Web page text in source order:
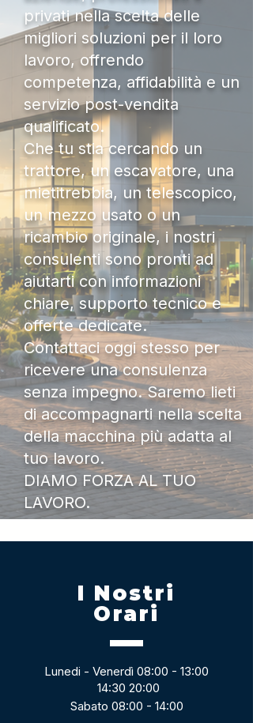
privati nella scelta delle
migliori soluzioni per il loro
lavoro, offrendo
competenza, affidabilità e un
servizio post-vendita
qualificato.
Che tu stia cercando un
trattore, un escavatore, una
mietitrebbia, un telescopico,
un mezzo usato o un
ricambio originale, i nostri
consulenti sono pronti ad
aiutarti con informazioni
chiare, supporto tecnico e
offerte dedicate.
Contattaci oggi stesso per
ricevere una consulenza
senza impegno. Saremo lieti
di accompagnarti nella scelta
della macchina più adatta al
tuo lavoro.
DIAMO FORZA AL TUO
LAVORO.
I Nostri
Orari
Lunedi - Venerdì 08:00 - 13:00
14:30 20:00
Sabato 08:00 - 14:00